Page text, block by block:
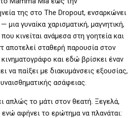
της στο The Dropout, ενσαρκώνει
μια γυναίκα χαρισματική, μαγνητική,
κινείται ανάμεσα στη γοητεία και
αποτελεί σταθερή παρουσία στον
κινηματογράφο και εδώ βρίσκει έναν
να παίξει με διακυμάνσεις εξουσίας,
ασάφειας.
απλώς το μάτι στον θεατή. Ξεγελά,
αφήνει το ερώτημα να πλανάται: